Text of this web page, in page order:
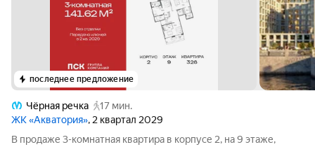
последнее предложение
Чёрная речка
17 мин.
ЖК «Акватория», 2 квартал 2029
В продаже 3-комнатная квартира в корпусе 2, на 9 этаже,